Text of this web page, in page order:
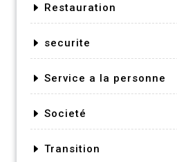
Restauration
securite
Service a la personne
Societé
Transition